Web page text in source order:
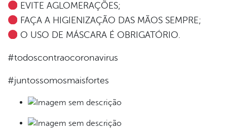
EVITE AGLOMERAÇÕES;
FAÇA A HIGIENIZAÇÃO DAS MÃOS SEMPRE;
O USO DE MÁSCARA É OBRIGATÓRIO.
#todoscontraocoronavirus
#juntossomosmaisfortes